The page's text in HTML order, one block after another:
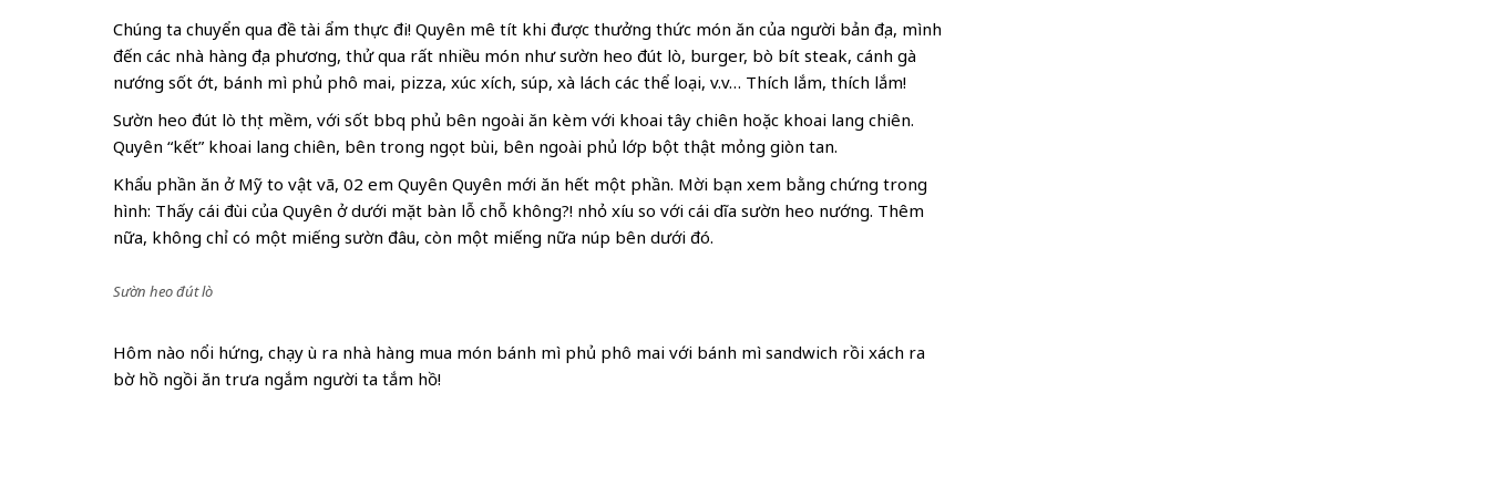
Chúng ta chuyển qua đề tài ẩm thực đi! Quyên mê tít khi được thưởng thức món ăn của người bản địa, mình
đến các nhà hàng địa phương, thử qua rất nhiều món như sườn heo đút lò, burger, bò bít steak, cánh gà
nướng sốt ớt, bánh mì phủ phô mai, pizza, xúc xích, súp, xà lách các thể loại, v.v… Thích lắm, thích lắm!
Sườn heo đút lò thịt mềm, với sốt bbq phủ bên ngoài ăn kèm với khoai tây chiên hoặc khoai lang chiên.
Quyên “kết” khoai lang chiên, bên trong ngọt bùi, bên ngoài phủ lớp bột thật mỏng giòn tan.
Khẩu phần ăn ở Mỹ to vật vã, 02 em Quyên Quyên mới ăn hết một phần. Mời bạn xem bằng chứng trong
hình: Thấy cái đùi của Quyên ở dưới mặt bàn lỗ chỗ không?! nhỏ xíu so với cái dĩa sườn heo nướng. Thêm
nữa, không chỉ có một miếng sườn đâu, còn một miếng nữa núp bên dưới đó.
Sườn heo đút lò
Hôm nào nổi hứng, chạy ù ra nhà hàng mua món bánh mì phủ phô mai với bánh mì sandwich rồi xách ra
bờ hồ ngồi ăn trưa ngắm người ta tắm hồ!